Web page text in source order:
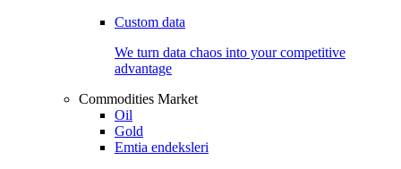
Custom data
We turn data chaos into your competitive
advantage
Commodities Market
Oil
Gold
Emtia endeksleri